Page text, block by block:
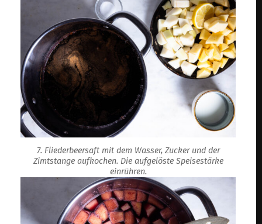
7. Fliederbeersaft mit dem Wasser, Zucker und der
Zimtstange aufkochen. Die aufgelöste Speisestärke
einrühren.